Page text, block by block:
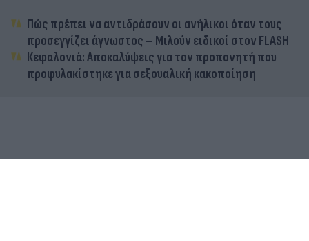
Πώς πρέπει να αντιδράσουν οι ανήλικοι όταν τους
προσεγγίζει άγνωστος – Μιλούν ειδικοί στον FLASH
Κεφαλονιά: Αποκαλύψεις για τον προπονητή που
προφυλακίστηκε για σεξουαλική κακοποίηση